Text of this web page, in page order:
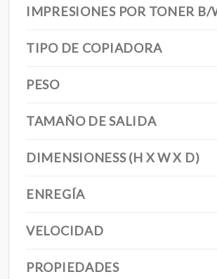
IMPRESIONES POR TONER B/
TIPO DE COPIADORA
PESO
TAMAÑO DE SALIDA
DIMENSIONESS (H X W X D)
ENREGÍA
VELOCIDAD
PROPIEDADES